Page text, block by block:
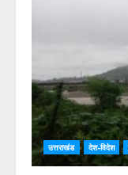
उत्तराखंड देश-विदेश